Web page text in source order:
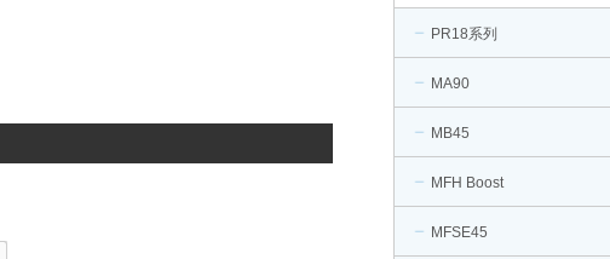
PR18系列
MA90
MB45
MFH Boost
MFSE45